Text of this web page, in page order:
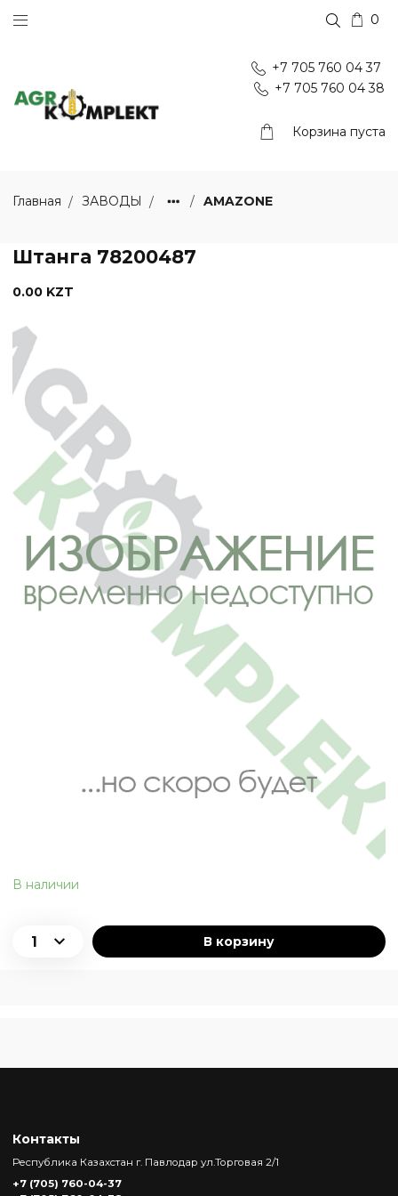
0
+7 705 760 04 37
+7 705 760 04 38
Корзина пуста
Главная ЗАВОДЫ AMAZONE
Штанга 78200487
В наличии
0.00 KZT
В корзину
Контакты
Республика Казахстан г. Павлодар ул.Торговая 2/1
+7 (705) 760-04-37